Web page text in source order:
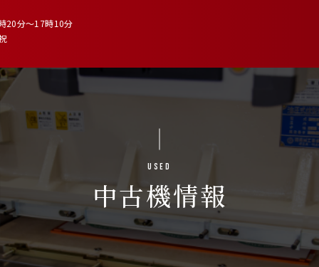
20分～17時10分
Used
中古機情報